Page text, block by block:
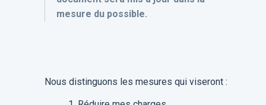
mesure du possible.
Nous distinguons les mesures qui viseront :